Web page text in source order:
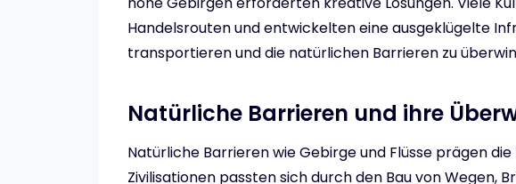
Handelsrouten und entwickelten eine ausgeklügelte
transportieren und die natürlichen Barrieren zu
Natürliche Barrieren und ihre
Natürliche Barrieren wie Gebirge und Flüsse prägen
Zivilisationen passten sich durch den Bau von Wegen,